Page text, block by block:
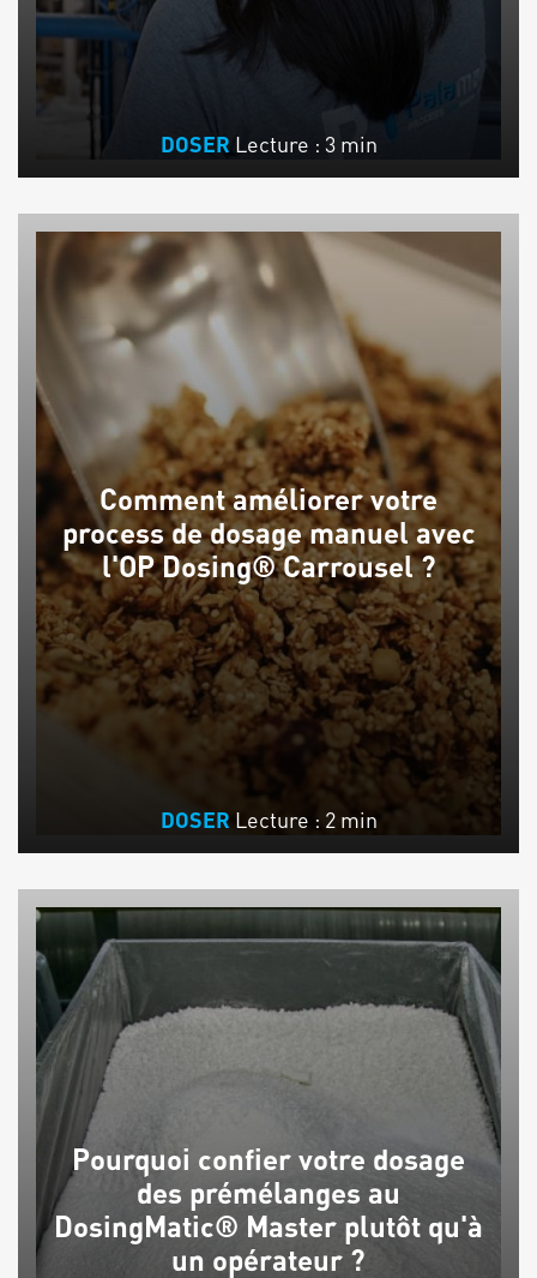
DOSER Lecture : 3 min
Comment améliorer votre
process de dosage manuel avec
l'OP Dosing® Carrousel ?
DOSER Lecture : 2 min
Pourquoi confier votre dosage
des prémélanges au
DosingMatic® Master plutôt qu'à
un opérateur ?